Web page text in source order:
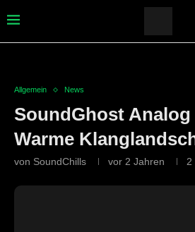
Allgemein News
SoundGhost
Warme
von SoundChills vor 2 Jahren 2